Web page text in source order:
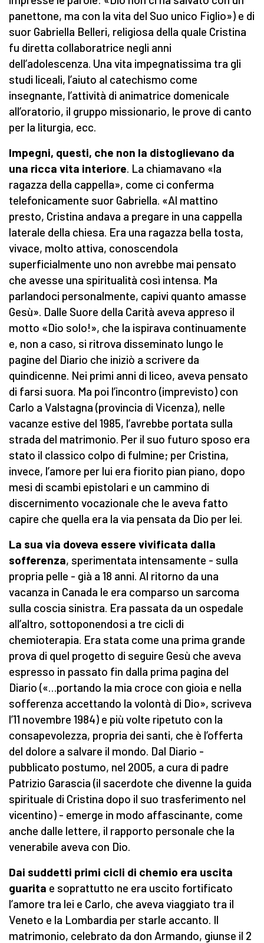
panettone, ma con la vita del Suo unico Figlio») e di
suor Gabriella Belleri, religiosa della quale Cristina
fu diretta collaboratrice negli anni
dell’adolescenza. Una vita impegnatissima tra gli
studi liceali, l’aiuto al catechismo come
insegnante, l’attività di animatrice domenicale
all’oratorio, il gruppo missionario, le prove di canto
per la liturgia, ecc.
Impegni, questi, che non la distoglievano da
una ricca vita interiore. La chiamavano «la
ragazza della cappella», come ci conferma
telefonicamente suor Gabriella. «Al mattino
presto, Cristina andava a pregare in una cappella
laterale della chiesa. Era una ragazza bella tosta,
vivace, molto attiva, conoscendola
superficialmente uno non avrebbe mai pensato
che avesse una spiritualità così intensa. Ma
parlandoci personalmente, capivi quanto amasse
Gesù». Dalle Suore della Carità aveva appreso il
motto «Dio solo!», che la ispirava continuamente
e, non a caso, si ritrova disseminato lungo le
pagine del Diario che iniziò a scrivere da
quindicenne. Nei primi anni di liceo, aveva pensato
di farsi suora. Ma poi l’incontro (imprevisto) con
Carlo a Valstagna (provincia di Vicenza), nelle
vacanze estive del 1985, l’avrebbe portata sulla
strada del matrimonio. Per il suo futuro sposo era
stato il classico colpo di fulmine; per Cristina,
invece, l’amore per lui era fiorito pian piano, dopo
mesi di scambi epistolari e un cammino di
discernimento vocazionale che le aveva fatto
capire che quella era la via pensata da Dio per lei.
La sua via doveva essere vivificata dalla
sofferenza, sperimentata intensamente - sulla
propria pelle - già a 18 anni. Al ritorno da una
vacanza in Canada le era comparso un sarcoma
sulla coscia sinistra. Era passata da un ospedale
all’altro, sottoponendosi a tre cicli di
chemioterapia. Era stata come una prima grande
prova di quel progetto di seguire Gesù che aveva
espresso in passato fin dalla prima pagina del
Diario («…portando la mia croce con gioia e nella
sofferenza accettando la volontà di Dio», scriveva
l’11 novembre 1984) e più volte ripetuto con la
consapevolezza, propria dei santi, che è l’offerta
del dolore a salvare il mondo. Dal Diario -
pubblicato postumo, nel 2005, a cura di padre
Patrizio Garascia (il sacerdote che divenne la guida
spirituale di Cristina dopo il suo trasferimento nel
vicentino) - emerge in modo affascinante, come
anche dalle lettere, il rapporto personale che la
venerabile aveva con Dio.
Dai suddetti primi cicli di chemio era uscita
guarita e soprattutto ne era uscito fortificato
l’amore tra lei e Carlo, che aveva viaggiato tra il
Veneto e la Lombardia per starle accanto. Il
matrimonio, celebrato da don Armando, giunse il 2